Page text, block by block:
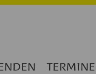
TERMINE